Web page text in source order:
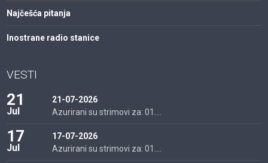
Najčešća pitanja
Inostrane radio stanice
VESTI
21
Jul
21-07-2026
Azurirani su strimovi za: 01....
17
Jul
17-07-2026
Azurirani su strimovi za: 01....